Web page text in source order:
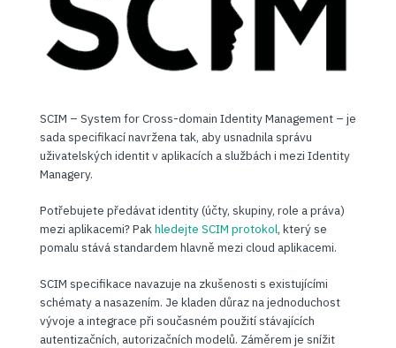
SCIM – System for Cross-domain Identity Management – je
sada specifikací navržena tak, aby usnadnila správu
uživatelských identit v aplikacích a službách i mezi Identity
Managery.
Potřebujete předávat identity (účty, skupiny, role a práva)
mezi aplikacemi? Pakhledejte SCIM protokol, který se
pomalu stává standardem hlavně mezi cloud aplikacemi.
SCIM specifikace navazuje na zkušenosti s existujícími
schématy a nasazením. Je kladen důraz na jednoduchost
vývoje a integrace při současném použití stávajících
autentizačních, autorizačních modelů. Záměrem je snížit